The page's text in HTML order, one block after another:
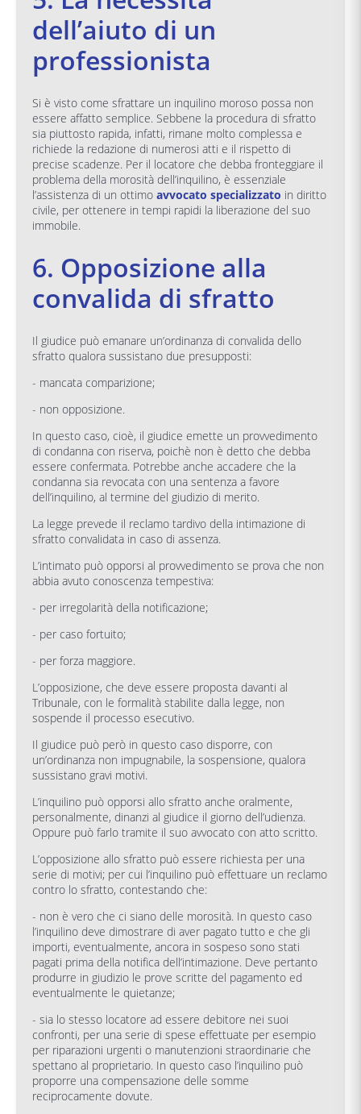
dell’aiuto di un
professionista
Si è visto come sfrattare un inquilino moroso possa non
essere affatto semplice. Sebbene la procedura di sfratto
sia piuttosto rapida, infatti, rimane molto complessa e
richiede la redazione di numerosi atti e il rispetto di
precise scadenze. Per il locatore che debba fronteggiare il
problema della morosità dell’inquilino, è essenziale
l’assistenza di un ottimo avvocato specializzato in diritto
civile, per ottenere in tempi rapidi la liberazione del suo
immobile.
6. Opposizione alla
convalida di sfratto
Il giudice può emanare un’ordinanza di convalida dello
sfratto qualora sussistano due presupposti:
- mancata comparizione;
- non opposizione.
In questo caso, cioè, il giudice emette un provvedimento
di condanna con riserva, poichè non è detto che debba
essere confermata. Potrebbe anche accadere che la
condanna sia revocata con una sentenza a favore
dell’inquilino, al termine del giudizio di merito.
La legge prevede il reclamo tardivo della intimazione di
sfratto convalidata in caso di assenza.
L’intimato può opporsi al provvedimento se prova che non
abbia avuto conoscenza tempestiva:
- per irregolarità della notificazione;
- per caso fortuito;
- per forza maggiore.
L’opposizione, che deve essere proposta davanti al
Tribunale, con le formalità stabilite dalla legge, non
sospende il processo esecutivo.
Il giudice può però in questo caso disporre, con
un’ordinanza non impugnabile, la sospensione, qualora
sussistano gravi motivi.
L’inquilino può opporsi allo sfratto anche oralmente,
personalmente, dinanzi al giudice il giorno dell’udienza.
Oppure può farlo tramite il suo avvocato con atto scritto.
L’opposizione allo sfratto può essere richiesta per una
serie di motivi; per cui l’inquilino può effettuare un reclamo
contro lo sfratto, contestando che:
- non è vero che ci siano delle morosità. In questo caso
l’inquilino deve dimostrare di aver pagato tutto e che gli
importi, eventualmente, ancora in sospeso sono stati
pagati prima della notifica dell’intimazione. Deve pertanto
produrre in giudizio le prove scritte del pagamento ed
eventualmente le quietanze;
- sia lo stesso locatore ad essere debitore nei suoi
confronti, per una serie di spese effettuate per esempio
per riparazioni urgenti o manutenzioni straordinarie che
spettano al proprietario. In questo caso l’inquilino può
proporre una compensazione delle somme
reciprocamente dovute.